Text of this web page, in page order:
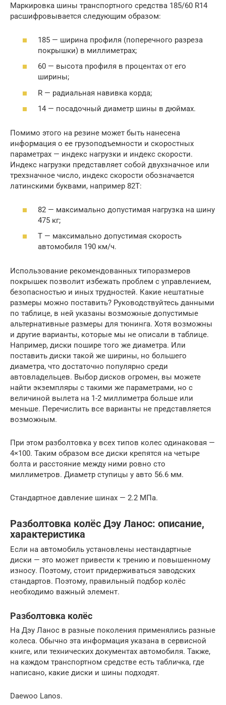
Маркировка шины транспортного средства 185/60 R14
расшифровывается следующим образом:
185 — ширина профиля (поперечного разреза
покрышки) в миллиметрах;
60 — высота профиля в процентах от его
ширины;
R — радиальная навивка корда;
14 — посадочный диаметр шины в дюймах.
Помимо этого на резине может быть нанесена
информация о ее грузоподъемности и скоростных
параметрах — индекс нагрузки и индекс скорости.
Индекс нагрузки представляет собой двухзначное или
трехзначное число, индекс скорости обозначается
латинскими буквами, например 82T:
82 — максимально допустимая нагрузка на шину
475 кг;
T — максимально допустимая скорость
автомобиля 190 км/ч.
Использование рекомендованных типоразмеров
покрышек позволит избежать проблем с управлением,
безопасностью и иных трудностей. Какие нештатные
размеры можно поставить? Руководствуйтесь данными
по таблице, в ней указаны возможные допустимые
альтернативные размеры для тюнинга. Хотя возможны
и другие варианты, которые мы не описали в таблице.
Например, диски пошире того же диаметра. Или
поставить диски такой же ширины, но большего
диаметра, что достаточно популярно среди
автовладельцев. Выбор дисков огромен, вы можете
найти экземпляры с такими же параметрами, но с
величиной вылета на 1-2 миллиметра больше или
меньше. Перечислить все варианты не представляется
возможным.
При этом разболтовка у всех типов колес одинаковая —
4×100. Таким образом все диски крепятся на четыре
болта и расстояние между ними ровно сто
миллиметров. Диаметр ступицы у авто 56.6 мм.
Стандартное давление шинах — 2.2 МПа.
Разболтовка колёс Дэу Ланос: описание,
характеристика
Если на автомобиль установлены нестандартные
диски — это может привести к трению и повышенному
износу. Поэтому, стоит придерживаться заводских
стандартов. Поэтому, правильный подбор колёс
необходимо важный элемент.
Разболтовка колёс
На Дэу Ланос в разные поколения применялись разные
колеса. Обычно эта информация указана в сервисной
книге, или технических документах автомобиля. Также,
на каждом транспортном средстве есть табличка, где
написано, какие диски и шины подходят.
Daewoo Lanos.